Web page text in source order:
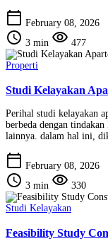
calendar_today February 08, 2026
schedule 3 min visibility 477
Properti
Studi Kelayakan
Perihal studi kelayakan
berbeda dengan
lainnya. dalam hal ini,
calendar_today February 08, 2026
schedule 3 min visibility 330
Studi Kelayakan
Feasibility Study